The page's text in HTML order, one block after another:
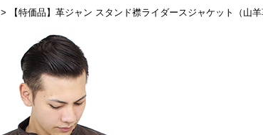
> 【特価品】革ジャン スタンド襟ライダースジャケット（山